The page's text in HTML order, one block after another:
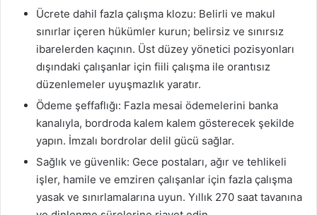
Ücrete dahil fazla çalışma klozu: Belirli ve makul
sınırlar içeren hükümler kurun; belirsiz ve sınırsız
ibarelerden kaçının. Üst düzey yönetici pozisyonları
dışındaki çalışanlar için fiili çalışma ile orantısız
düzenlemeler uyuşmazlık yaratır.
Ödeme şeffaflığı: Fazla mesai ödemelerini banka
kanalıyla, bordroda kalem kalem gösterecek şekilde
yapın. İmzalı bordrolar delil gücü sağlar.
Sağlık ve güvenlik: Gece postaları, ağır ve tehlikeli
işler, hamile ve emziren çalışanlar için fazla çalışma
yasak ve sınırlamalarına uyun. Yıllık 270 saat tavanına